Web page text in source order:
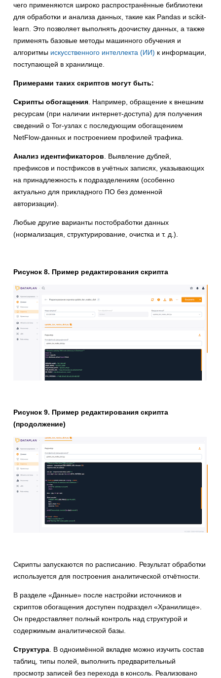
чего применяются широко распространённые библиотеки
для обработки и анализа данных, такие как Pandas и scikit-
learn. Это позволяет выполнять доочистку данных, а также
применять базовые методы машинного обучения и
алгоритмы искусственного интеллекта (ИИ) к информации,
поступающей в хранилище.
Примерами таких скриптов могут быть:
Скрипты обогащения . Например, обращение к внешним
ресурсам (при наличии интернет-доступа) для получения
сведений о Tor-узлах с последующим обогащением
NetFlow-данных и построением профилей трафика.
Анализ идентификаторов . Выявление дублей,
префиксов и постфиксов в учётных записях, указывающих
на принадлежность к подразделениям (особенно
актуально для прикладного ПО без доменной
авторизации).
Любые другие варианты постобработки данных
(нормализация, структурирование, очистка и т. д.).
Рисунок 8. Пример редактирования скрипта
Рисунок 9. Пример редактирования скрипта
(продолжение)
Скрипты запускаются по расписанию. Результат обработки
используется для построения аналитической отчётности.
В разделе «Данные» после настройки источников и
скриптов обогащения доступен подраздел «Хранилище».
Он предоставляет полный контроль над структурой и
содержимым аналитической базы.
Структура . В одноимённой вкладке можно изучить состав
таблиц, типы полей, выполнить предварительный
просмотр записей без перехода в консоль. Реализовано